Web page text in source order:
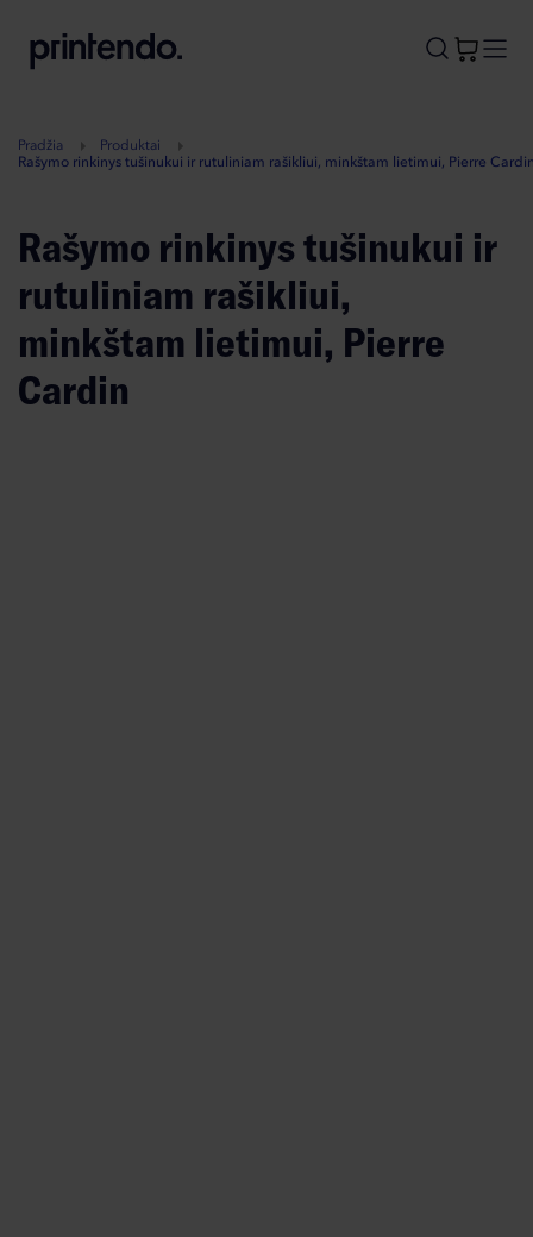
A
Pradžia
Produktai
Rašymo rinkinys tušinukui ir rutuliniam rašikliui, minkštam lietimui, Pierre
Rašymo rinkinys tušinukui ir
rutuliniam rašikliui,
minkštam lietimui, Pierre
Cardin